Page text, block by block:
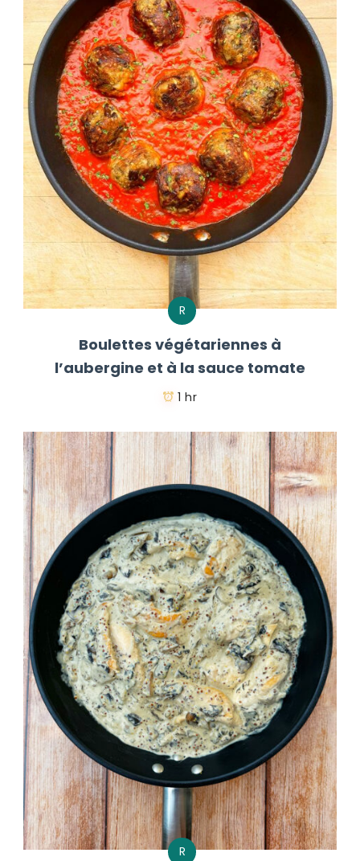
R
Boulettes végétariennes à
l’aubergine et à la sauce tomate
1 hr
R